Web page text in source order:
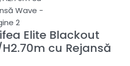
Elite Blackout
cu Rejansă